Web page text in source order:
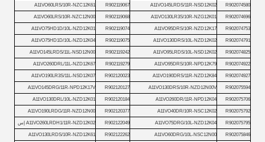
R902074580
A11VO145LRDS/11R-NSD12K02
R902119067
A11VO60LRS/10R-NZC12K61
R902074696
A11VO130LR3S/10R-NZG12K01
R902119068
A11VO60LRS/10R-NZC12N00
R902074753
A11VO95DRS/10R-NZD12K17
R902119074
A11VO75HD1D/10L-NZD12K01
R902074791
A11VO130DRS/10L-NZD12K02
R902119075
A11VO75HD1D/10L-NZD12K04
R902074825
A11VO95LRDS/10L-NSD12K02
R902119242
A11VO145LRDS/11L-NSD12N00
R902074922
A11VO95DRS/10R-NPD12K79
R902119279
A11VO260DRL/11L-NZD12K67
R902074927
A11VO190DRS/11R-NZD12K84
R902120023
A11VO190LR3S/11L-NSD12K07
R902075594
A11VO130DRS/10R-NZD12N00V
R902120127
A11VO145DRG/11R-NPD12K17V
R902075706
A11VO260DR/11R-NPD12K04
R902120184
A11VO130DRL/10L-NZD12K01
R902075792
A11VO40DR/10R-NSC12K02
R902120377
A11VO190LRDG/11R-NZD12N00
R902075795
A11VO75DRG/10L-NZD12K04
R902122049 A11VO260LRDH1/11R-NZD12K02 إس
R902075846
A11VO60DRG/10L-NSC12N00
R902122262
A11VO130LRDS/10R-NZD12K61